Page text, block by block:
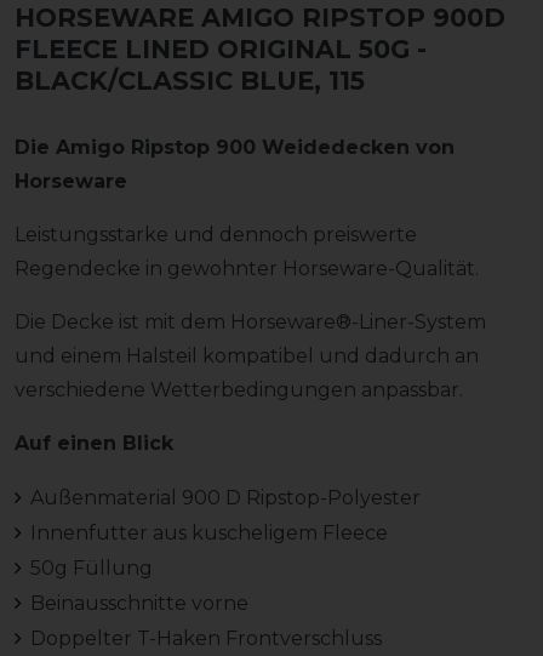
HORSEWARE AMIGO RIPSTOP 900D
FLEECE LINED ORIGINAL 50G -
BLACK/CLASSIC BLUE, 115
Die Amigo Ripstop 900 Weidedecken von
Horseware
Leistungsstarke und dennoch preiswerte
Regendecke in gewohnter Horseware-Qualität.
Die Decke ist mit dem Horseware®-Liner-System
und einem Halsteil kompatibel und dadurch an
verschiedene Wetterbedingungen anpassbar.
Auf einen Blick
Außenmaterial 900 D Ripstop-Polyester
Innenfutter aus kuscheligem Fleece
50g Füllung
Beinausschnitte vorne
Doppelter T-Haken Frontverschluss